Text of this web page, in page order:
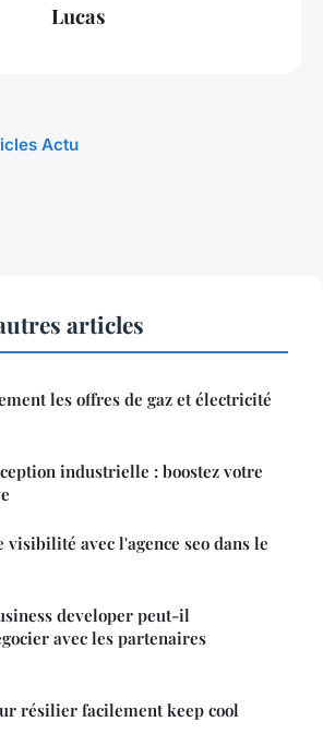
Lucas
Actu
articles
les offres de gaz et électricité
industrielle : boostez votre
avec l'agence seo dans le
developer peut-il
avec les partenaires
résilier facilement keep cool